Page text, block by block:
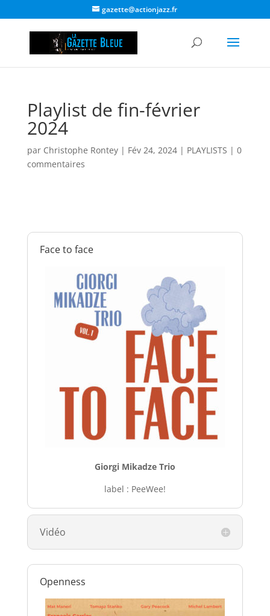
gazette@actionjazz.fr
Playlist de fin-février
2024
par Christophe Rontey| Fév 24, 2024| PLAYLISTS | 0
commentaires
Face to face
Giorgi Mikadze Trio
label : PeeWee!
Vidéo
Openness